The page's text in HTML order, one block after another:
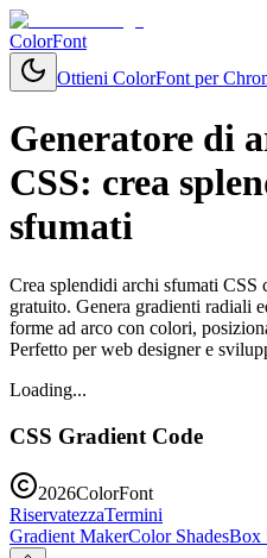
ColorFont
Ottieni ColorFont per
Generatore di
CSS: crea
sfumati
Crea splendidi archi sfumati CSS
gratuito. Genera gradienti radiali
forme ad arco con colori,
Perfetto per web designer e
Loading...
CSS Gradient Code
2026ColorFont
RiservatezzaTermini
Gradient MakerColor ShadesBox